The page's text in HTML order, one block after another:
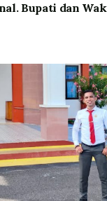
Bupati dan